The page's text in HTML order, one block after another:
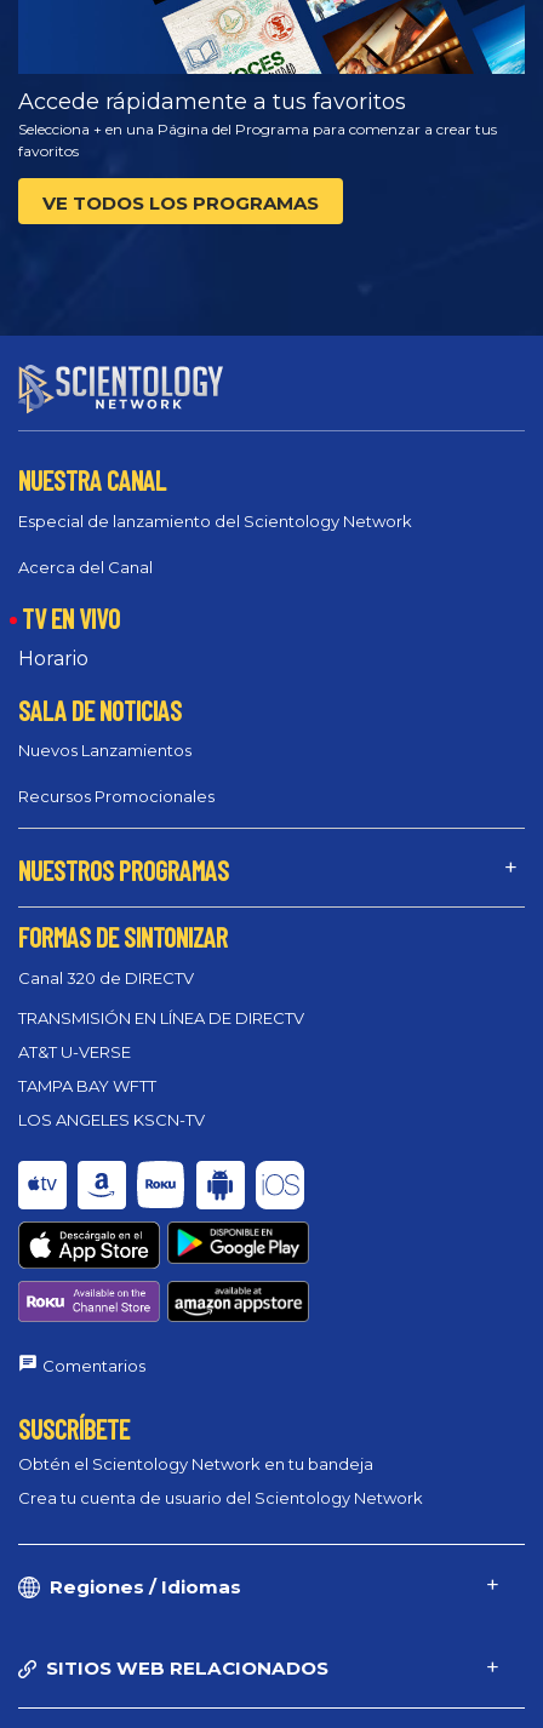
Accede rápidamente a tus favoritos
Selecciona + en una Página del Programa para comenzar a crear tus
favoritos
VE TODOS LOS PROGRAMAS
NUESTRA CANAL
Especial de lanzamiento del Scientology Network
Acerca del Canal
TV EN VIVO
Horario
SALA DE NOTICIAS
Nuevos Lanzamientos
Recursos Promocionales
NUESTROS PROGRAMAS
FORMAS DE SINTONIZAR
Canal 320 de DIRECTV
TRANSMISIÓN EN LÍNEA DE DIRECTV
AT&T U-VERSE
TAMPA BAY WFTT
LOS ANGELES KSCN-TV
Comentarios
SUSCRÍBETE
Obtén el Scientology Network en tu bandeja
Crea tu cuenta de usuario del Scientology Network
Regiones / Idiomas
SITIOS WEB RELACIONADOS